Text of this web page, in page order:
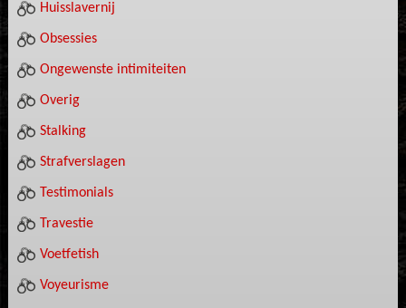
Huisslavernij
Obsessies
Ongewenste intimiteiten
Overig
Stalking
Strafverslagen
Testimonials
Travestie
Voetfetish
Voyeurisme